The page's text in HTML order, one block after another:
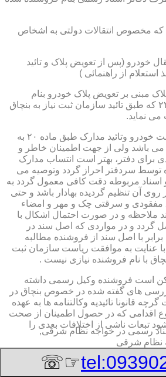
که مخصوص انتقالات دولتی به اشخاص
خودرو (پس از تعویض پلاک و تائید
از راهنمائی )
مبنی بر تعویض پلاک خودرو بنام
فروشنده قبل از ۲۳/۰۷/۸۴ که طبق تائید سازمان ثبت نیاز به بنچاق
می نماید.
گرچه وظیفه کنترل اصالت خودرو وتائید مدارک طبق ماده ۲۰ به
می باشد ولی از جهت اطمینان خاطر و
برای دفتر، بهتر است انتساب مدارک
توسط سردفتر احراز گردد وتوصیه می
مربوطه دقت کافی معمول گردد به
روی آن تنظیم گردیده بهادار باشد و حتی
مفقودی و سرقتی چک و مهر و امضاء
ملاحظه و در صورت احتمال اشکال با
گردد و در مواردی که اصل سند در
با اصل سند از فروشنده مطالبه
گردد ، تنها در مورد بند ۵ با عنایت به موافقت ریاست سازمان ثبت
با نام فروشنده نیازی نیست .
است فروشنده وکیل رسمی داشته
های گفته شده در خصوص بنچاق در
قانونا تائیدیه وکالتنامه ها به عهده
اقدامی که در حصول اطمینان از صحت
شود تبعات ناشی از اختلافات بعدی را
رسمی در خواجه نظام شرقی,
نظام شرقی
☞☏